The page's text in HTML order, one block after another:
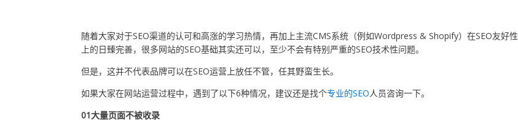
随着大家对于SEO渠道的认可和高涨的学习热情，再加上主流CMS系统（例如Wordpress & Shopify）在SEO友好性
上的日臻完善，很多网站的SEO基础其实还可以，至少不会有特别严重的SEO技术性问题。
但是，这并不代表品牌可以在SEO运营上放任不管，任其野蛮生长。
如果大家在网站运营过程中，遇到了以下6种情况，建议还是找个专业的SEO人员咨询一下。
01大量页面不被收录